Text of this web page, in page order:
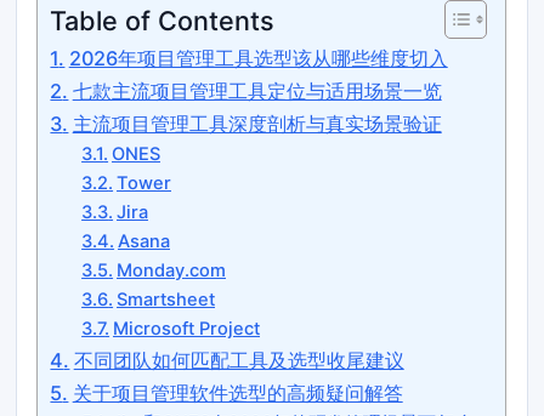
Table of Contents
2026年项目管理工具选型该从哪些维度切入
七款主流项目管理工具定位与适用场景一览
主流项目管理工具深度剖析与真实场景验证
ONES
Tower
Jira
Asana
Monday.com
Smartsheet
Microsoft Project
不同团队如何匹配工具及选型收尾建议
关于项目管理软件选型的高频疑问解答